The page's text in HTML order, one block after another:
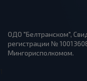
ОДО "Белтранском",
регистрации №
Мингорисполкомом.